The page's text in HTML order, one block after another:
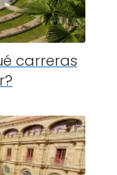
carreras